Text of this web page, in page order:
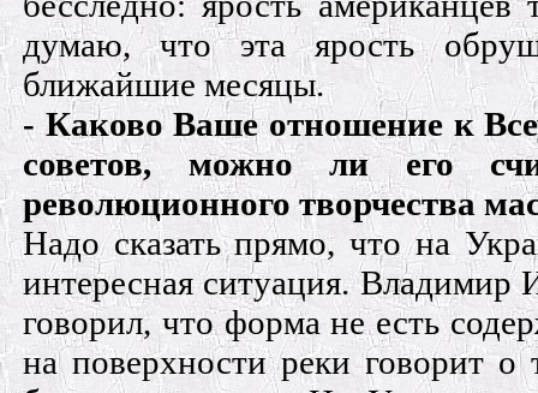
думаю, что эта ярость
ближайшие месяцы.
- Каково Ваше отношение к
советов, можно ли его
революционного творчества
Надо сказать прямо, что на
интересная ситуация. Владимир
говорил, что форма не есть
на поверхности реки говорит